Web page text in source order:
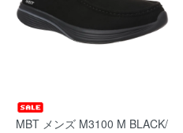
MBT メンズ M3100 M BLACK/